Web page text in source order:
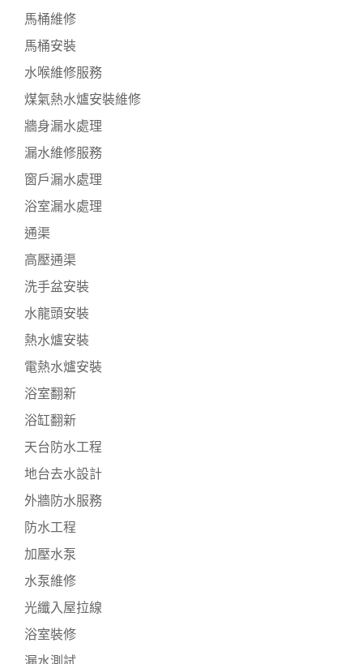
馬桶維修
馬桶安裝
水喉維修服務
煤氣熱水爐安裝維修
牆身漏水處理
漏水維修服務
窗戶漏水處理
浴室漏水處理
通渠
高壓通渠
洗手盆安裝
水龍頭安裝
熱水爐安裝
電熱水爐安裝
浴室翻新
浴缸翻新
天台防水工程
地台去水設計
外牆防水服務
防水工程
加壓水泵
水泵維修
光纖入屋拉線
浴室裝修